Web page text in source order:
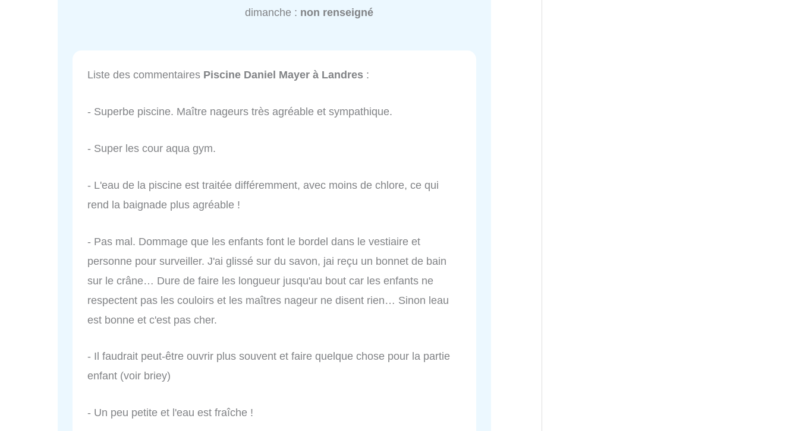
dimanche : non renseigné
Liste des commentaires Piscine Daniel Mayer à Landres :
- Superbe piscine. Maître nageurs très agréable et sympathique.
- Super les cour aqua gym.
- L'eau de la piscine est traitée différemment, avec moins de chlore, ce qui
rend la baignade plus agréable !
- Pas mal. Dommage que les enfants font le bordel dans le vestiaire et
personne pour surveiller. J'ai glissé sur du savon, jai reçu un bonnet de bain
sur le crâne… Dure de faire les longueur jusqu'au bout car les enfants ne
respectent pas les couloirs et les maîtres nageur ne disent rien… Sinon leau
est bonne et c'est pas cher.
- Il faudrait peut-être ouvrir plus souvent et faire quelque chose pour la partie
enfant (voir briey)
- Un peu petite et l'eau est fraîche !